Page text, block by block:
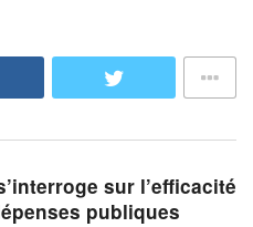
sur l’efficacité
publiques